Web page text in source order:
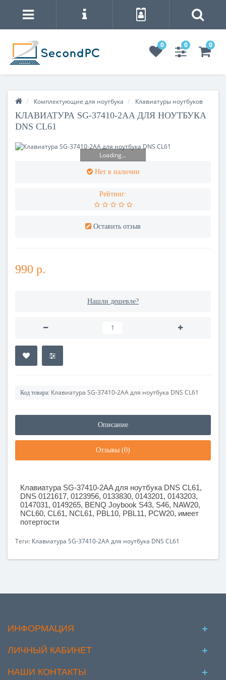
0 0 0
Комплектующие для ноутбука Клавиатуры ноутбуков
КЛАВИАТУРА SG-37410-2AA ДЛЯ НОУТБУКА
DNS CL61
Loading...
Нет в наличии
Рейтинг:
Оставить отзыв
990 р.
Нашли дешевле?
Код товара: Клавиатура SG-37410-2AA для ноутбука DNS CL61
Описание
Отзывы (0)
Клавиатура SG-37410-2AA для ноутбука DNS CL61,
DNS 0121617, 0123956, 0133830, 0143201, 0143203,
0147031, 0149265, BENQ Joybook S43, S46, NAW20,
NCL60, CL61, NCL61, PBL10, PBL11, PCW20, имеет
потертости
Теги: Клавиатура SG-37410-2AA для ноутбука DNS CL61
ИНФОРМАЦИЯ
ЛИЧНЫЙ КАБИНЕТ
НАШИ КОНТАКТЫ